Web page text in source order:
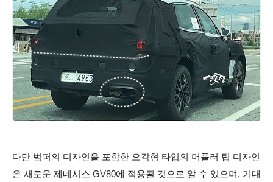
다만 범퍼의 디자인을 포함한 오각형 타입의 머플러 팁 디자인
은 새로운 제네시스 GV80에 적용될 것으로 알 수 있으며, 기대